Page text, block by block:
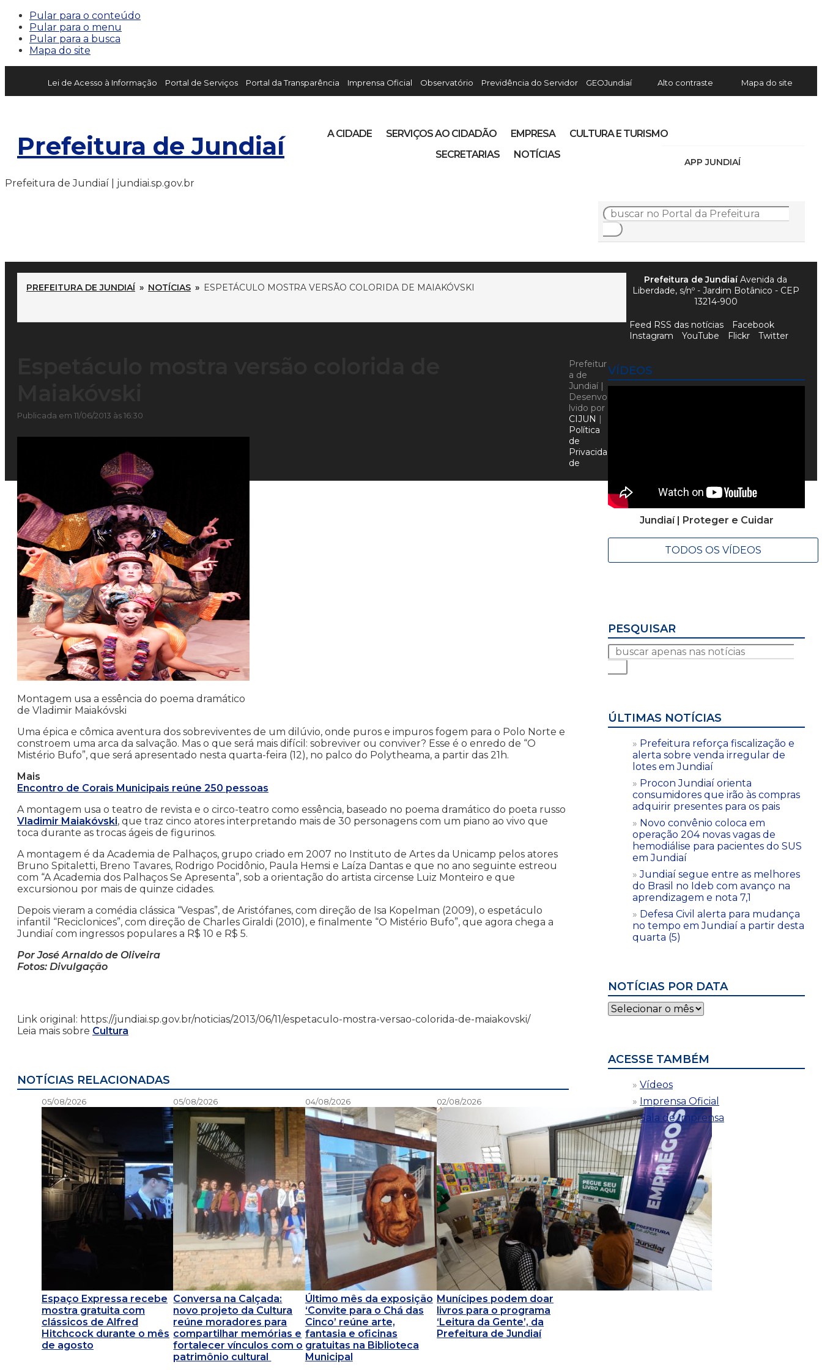
Pular para o conteúdo
Pular para o menu
Pular para a busca
Mapa do site
Lei de Acesso à Informação Portal de Serviços Portal da Transparência Imprensa Oficial Observatório Previdência do Servidor GEOJundiaí Alto contraste Mapa do site
Prefeitura de Jundiaí
APP JUNDIAÍ
A CIDADE SERVIÇOS AO CIDADÃO EMPRESA
CULTURA E TURISMO
SECRETARIAS
NOTÍCIAS
Prefeitura de Jundiaí | jundiai.sp.gov.br
PREFEITURA DE JUNDIAÍ » NOTÍCIAS » ESPETÁCULO MOSTRA VERSÃO COLORIDA DE MAIAKÓVSKI
Publicada em 11/06/2013 às 16:30
Montagem usa a essência do poema dramático
de Vladimir Maiakóvski
Uma épica e cômica aventura dos sobreviventes de um dilúvio, onde puros e impuros fogem para o Polo Norte e
constroem uma arca da salvação. Mas o que será mais difícil: sobreviver ou conviver? Esse é o enredo de “O
Mistério Bufo”, que será apresentado nesta quarta-feira (12), no palco do Polytheama, a partir das 21h.
Mais
Encontro de Corais Municipais reúne 250 pessoas
A montagem usa o teatro de revista e o circo-teatro como essência, baseado no poema dramático do poeta russo
Vladimir Maiakóvski, que traz cinco atores interpretando mais de 30 personagens com um piano ao vivo que
toca durante as trocas ágeis de figurinos.
A montagem é da Academia de Palhaços, grupo criado em 2007 no Instituto de Artes da Unicamp pelos atores
Bruno Spitaletti, Breno Tavares, Rodrigo Pocidônio, Paula Hemsi e Laíza Dantas e que no ano seguinte estreou
com “A Academia dos Palhaços Se Apresenta”, sob a orientação do artista circense Luiz Monteiro e que
excursionou por mais de quinze cidades.
Depois vieram a comédia clássica “Vespas”, de Aristófanes, com direção de Isa Kopelman (2009), o espetáculo
infantil “Reciclonices”, com direção de Charles Giraldi (2010), e finalmente “O Mistério Bufo”, que agora chega a
Jundiaí com ingressos populares a R$ 10 e R$ 5.
Por José Arnaldo de Oliveira
Fotos: Divulgação
Link original: https://jundiai.sp.gov.br/noticias/2013/06/11/espetaculo-mostra-versao-colorida-de-maiakovski/
Leia mais sobre Cultura
NOTÍCIAS RELACIONADAS
05/08/2026
Espaço Expressa recebe
mostra gratuita com
clássicos de Alfred
Hitchcock durante o mês
de agosto
05/08/2026
Conversa na Calçada:
novo projeto da Cultura
reúne moradores para
compartilhar memórias e
fortalecer vínculos com o
patrimônio cultural
04/08/2026
Último mês da exposição
‘Convite para o Chá das
Cinco’ reúne arte,
fantasia e oficinas
gratuitas na Biblioteca
Municipal
02/08/2026
Munícipes podem doar
livros para o programa
‘Leitura da Gente’, da
Prefeitura de Jundiaí
VÍDEOS
Jundiaí | Proteger e Cuidar
TODOS OS VÍDEOS
PESQUISAR
ÚLTIMAS NOTÍCIAS
Prefeitura reforça fiscalização e
alerta sobre venda irregular de
lotes em Jundiaí
Procon Jundiaí orienta
consumidores que irão às compras
adquirir presentes para os pais
Novo convênio coloca em
operação 204 novas vagas de
hemodiálise para pacientes do SUS
em Jundiaí
Jundiaí segue entre as melhores
do Brasil no Ideb com avanço na
aprendizagem e nota 7,1
Defesa Civil alerta para mudança
no tempo em Jundiaí a partir desta
quarta (5)
NOTÍCIAS POR DATA
Notícias
por
ACESSE TAMBÉM
Vídeos
Imprensa Oficial
Sala de Imprensa
Prefeitura de JundiaíAvenida da
Liberdade, s/nº - Jardim Botânico - CEP
13214-900
Feed RSS das notícias
Facebook
Instagram
YouTube Flickr Twitter
Prefeitur
a de
Jundiaí |
Desenvo
lvido por
CIJUN |
Política
de
Privacida
de